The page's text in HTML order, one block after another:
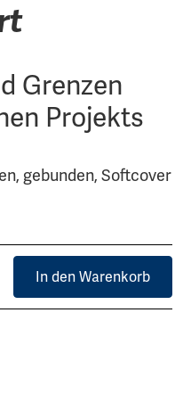
Grenzen
Projekts
gebunden, Softcover
In den Warenkorb